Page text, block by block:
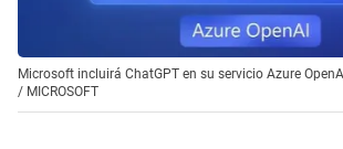
Microsoft incluirá ChatGPT en su servicio Azure
/ MICROSOFT